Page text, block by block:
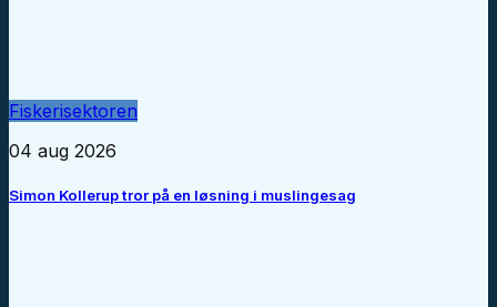
Fiskerisektoren
04 aug 2026
Simon Kollerup tror på en løsning i muslingesag